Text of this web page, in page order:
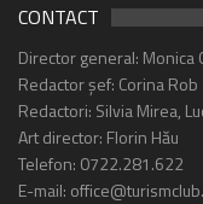
CONTACT
Director general: Monica
Redactor șef: Corina Rob
Redactori: Silvia Mirea,
Art director: Florin Hău
Telefon: 0722.281.622
E-mail: